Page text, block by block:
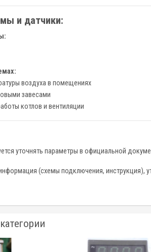
и датчики:
воздуха в помещениях
завесами
котлов и вентиляции
уточнять параметры в официальной
(схемы подключения, инструкция),